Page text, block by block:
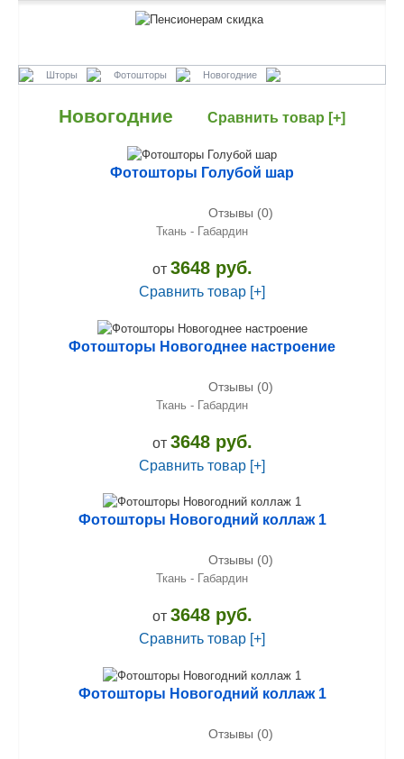
Шторы Фотошторы Новогодние
Новогодние Сравнить товар [+]
Фотошторы Голубой шар
Отзывы (0)
Ткань - Габардин
от 3648 руб.
Сравнить товар [+]
Фотошторы Новогоднее настроение
Отзывы (0)
Ткань - Габардин
от 3648 руб.
Сравнить товар [+]
Фотошторы Новогодний коллаж 1
Отзывы (0)
Ткань - Габардин
от 3648 руб.
Сравнить товар [+]
Фотошторы Новогодний коллаж 1
Отзывы (0)